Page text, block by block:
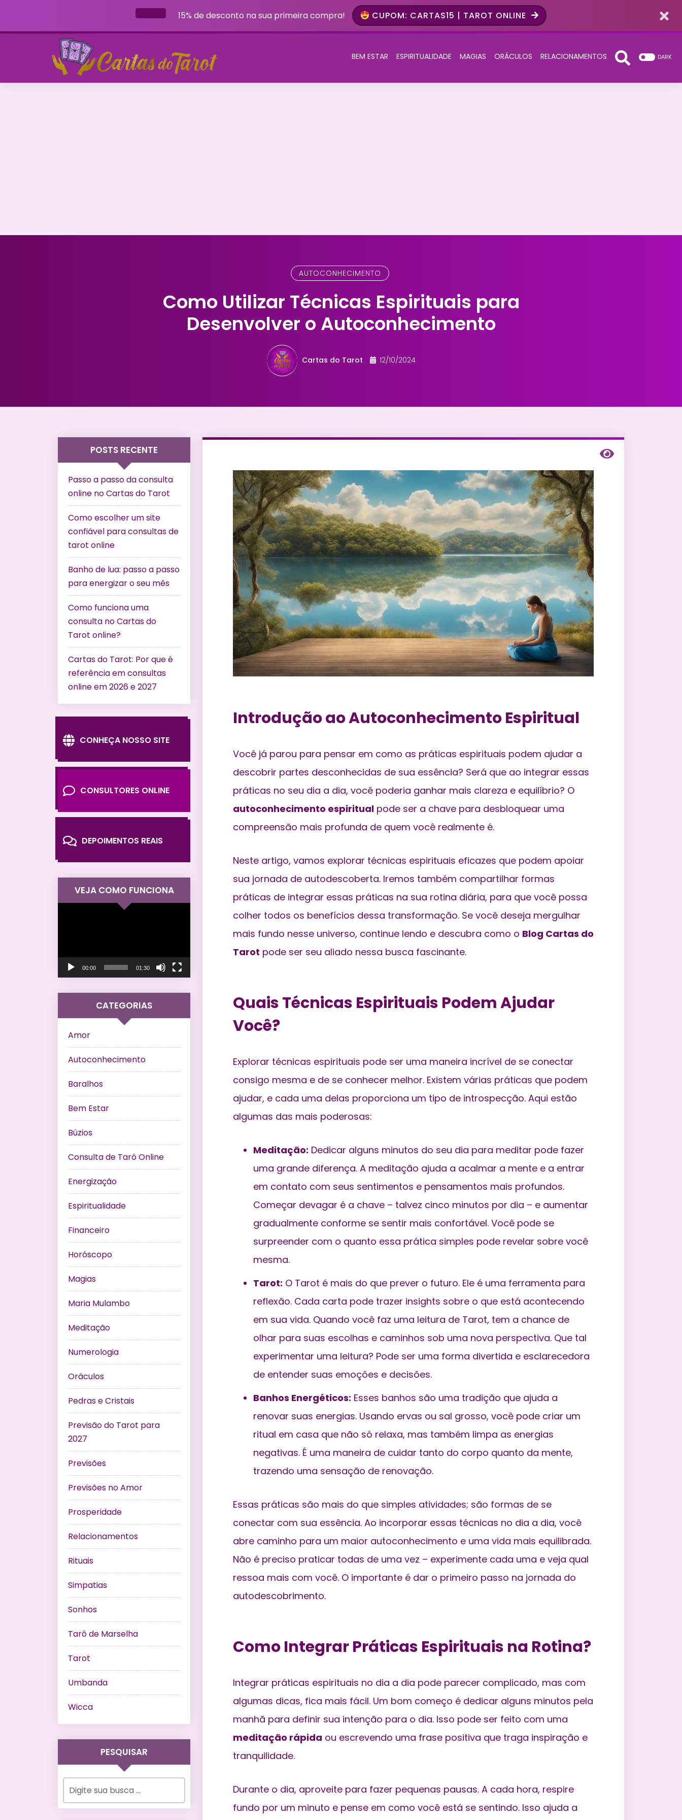
15% de desconto na sua primeira compra! CUPOM: CARTAS15 | TAROT ONLINE
BEM ESTAR ESPIRITUALIDADE MAGIAS ORÁCULOS RELACIONAMENTOS DARK
AUTOCONHECIMENTO
Como Utilizar Técnicas Espirituais para
Desenvolver o Autoconhecimento
Cartas do Tarot 12/10/2024
Introdução ao Autoconhecimento Espiritual
Você já parou para pensar em como as práticas espirituais podem ajudar a
descobrir partes desconhecidas de sua essência? Será que ao integrar essas
práticas no seu dia a dia, você poderia ganhar mais clareza e equilíbrio? O
autoconhecimento espiritual pode ser a chave para desbloquear uma
compreensão mais profunda de quem você realmente é.
Neste artigo, vamos explorar técnicas espirituais eficazes que podem apoiar
sua jornada de autodescoberta. Iremos também compartilhar formas
práticas de integrar essas práticas na sua rotina diária, para que você possa
colher todos os benefícios dessa transformação. Se você deseja mergulhar
mais fundo nesse universo, continue lendo e descubra como o Blog Cartas do
Tarot pode ser seu aliado nessa busca fascinante.
Quais Técnicas Espirituais Podem Ajudar
Você?
Explorar técnicas espirituais pode ser uma maneira incrível de se conectar
consigo mesma e de se conhecer melhor. Existem várias práticas que podem
ajudar, e cada uma delas proporciona um tipo de introspecção. Aqui estão
algumas das mais poderosas:
Meditação: Dedicar alguns minutos do seu dia para meditar pode fazer
uma grande diferença. A meditação ajuda a acalmar a mente e a entrar
em contato com seus sentimentos e pensamentos mais profundos.
Começar devagar é a chave – talvez cinco minutos por dia – e aumentar
gradualmente conforme se sentir mais confortável. Você pode se
surpreender com o quanto essa prática simples pode revelar sobre você
mesma.
Tarot: O Tarot é mais do que prever o futuro. Ele é uma ferramenta para
reflexão. Cada carta pode trazer insights sobre o que está acontecendo
em sua vida. Quando você faz uma leitura de Tarot, tem a chance de
olhar para suas escolhas e caminhos sob uma nova perspectiva. Que tal
experimentar uma leitura? Pode ser uma forma divertida e esclarecedora
de entender suas emoções e decisões.
Banhos Energéticos: Esses banhos são uma tradição que ajuda a
renovar suas energias. Usando ervas ou sal grosso, você pode criar um
ritual em casa que não só relaxa, mas também limpa as energias
negativas. É uma maneira de cuidar tanto do corpo quanto da mente,
trazendo uma sensação de renovação.
Essas práticas são mais do que simples atividades; são formas de se
conectar com sua essência. Ao incorporar essas técnicas no dia a dia, você
abre caminho para um maior autoconhecimento e uma vida mais equilibrada.
Não é preciso praticar todas de uma vez – experimente cada uma e veja qual
ressoa mais com você. O importante é dar o primeiro passo na jornada do
autodescobrimento.
Como Integrar Práticas Espirituais na Rotina?
Integrar práticas espirituais no dia a dia pode parecer complicado, mas com
algumas dicas, fica mais fácil. Um bom começo é dedicar alguns minutos pela
manhã para definir sua intenção para o dia. Isso pode ser feito com uma
meditação rápida ou escrevendo uma frase positiva que traga inspiração e
tranquilidade.
Durante o dia, aproveite para fazer pequenas pausas. A cada hora, respire
fundo por um minuto e pense em como você está se sentindo. Isso ajuda a
POSTS RECENTE
Passo a passo da consulta
online no Cartas do Tarot
Como escolher um site
confiável para consultas de
tarot online
Banho de lua: passo a passo
para energizar o seu mês
Como funciona uma
consulta no Cartas do
Tarot online?
Cartas do Tarot: Por que é
referência em consultas
online em 2026 e 2027
CONHEÇA NOSSO SITE
CONSULTORES ONLINE
DEPOIMENTOS REAIS
VEJA COMO FUNCIONA
00:00 01:30
CATEGORIAS
Amor
Autoconhecimento
Baralhos
Bem Estar
Búzios
Consulta de Tarô Online
Energização
Espiritualidade
Financeiro
Horóscopo
Magias
Maria Mulambo
Meditação
Numerologia
Oráculos
Pedras e Cristais
Previsão do Tarot para
2027
Previsões
Previsões no Amor
Prosperidade
Relacionamentos
Rituais
Simpatias
Sonhos
Tarô de Marselha
Tarot
Umbanda
Wicca
PESQUISAR